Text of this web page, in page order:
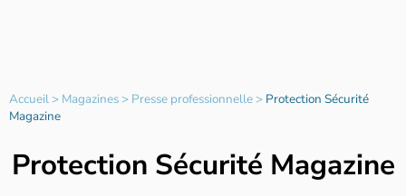
Accueil> Magazines> Presse professionnelle> Protection Sécurité
Magazine
Protection Sécurité Magazine